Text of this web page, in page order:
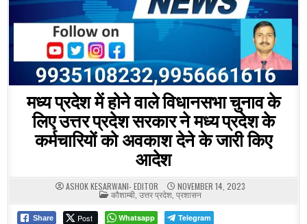
मध्य प्रदेश में होने वाले विधानसभा चुनाव के
लिए उत्तर प्रदेश सरकार ने मध्य प्रदेश के
कर्मचारियों को अवकाश देने के जारी किए
आदेश
ASHOK KESARWANI- EDITOR NOVEMBER 14, 2023
POSTED
IN
कौशाम्बी,उत्तर प्रदेश, प्रशासन
Share Post Whatsapp Telegram